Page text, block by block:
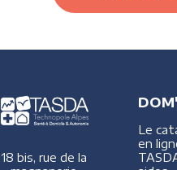
18 bis, rue de la
Le
en